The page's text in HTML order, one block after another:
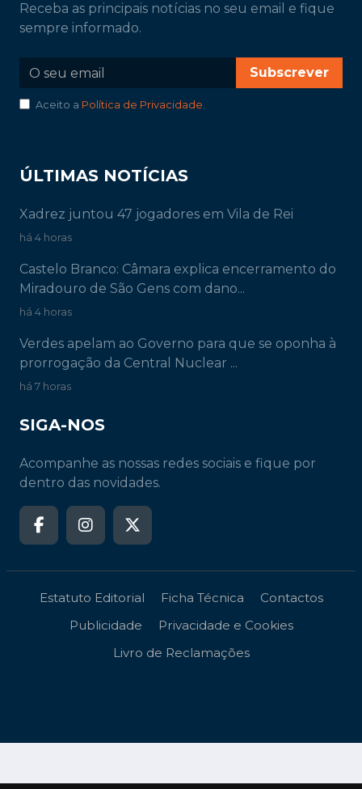
Receba as principais notícias no seu email e fique
sempre informado.
Subscrever
Aceito a Política de Privacidade.
ÚLTIMAS NOTÍCIAS
Xadrez juntou 47 jogadores em Vila de Rei
há 4 horas
Castelo Branco: Câmara explica encerramento do
Miradouro de São Gens com dano...
há 4 horas
Verdes apelam ao Governo para que se oponha à
prorrogação da Central Nuclear ...
há 7 horas
SIGA-NOS
Acompanhe as nossas redes sociais e fique por
dentro das novidades.
Estatuto Editorial Ficha Técnica
Contactos
Publicidade
Privacidade e Cookies
Livro de Reclamações